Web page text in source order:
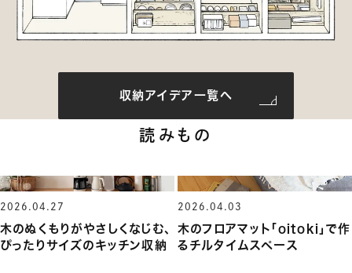
収納アイデア一覧へ
読みもの
2026.04.27
木のぬくもりがやさしくなじむ、
ぴったりサイズのキッチン収納
2026.04.03
木のフロアマット「oitoki」で作
るチルタイムスペース